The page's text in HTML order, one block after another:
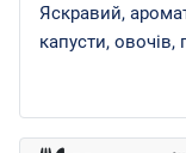
Яскравий,
капусти, овочів,